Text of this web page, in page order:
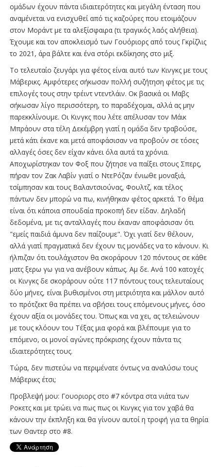
ομάδων έχουν πάντα ιδιαιτερότητες και μεγάλη ένταση που
αναμένεται να ενισχυθεί από τις καζούρες που ετοιμάζουν
στον Μοράντ με τα αλεξίσφαιρα (τι τραγικός λαός αλήθεια).
Έχουμε και τον αποκλεισμό των Γουόριορς από τους Γκρίζλις
το 2021, άρα βάλτε και ένα στόρι εκδίκησης στο μιξ.
Το τελευταίο ζευγάρι για φέτος είναι αυτό των Κινγκς με τους
Μάβερικς. Αμφότερες σήκωσαν πολλή συζήτηση φέτος με τις
επιλογές τους στην τρέιντ ντεντλάιν. Οκ βασικά οι Μαβς
σήκωσαν λίγο περισσότερη, το παραδέχομαι, αλλά ας μην
παρεκκλίνουμε. Οι Κινγκς που λέτε απέλυσαν τον Μάικ
Μπράουν στα τέλη Δεκέμβρη γιατί η ομάδα δεν τραβούσε,
μετά κάτι έκανε και μετά αποφάσισαν να προβούν σε τόσες
αλλαγές όσες δεν είχαν κάνει όλα αυτά τα χρόνια.
Αποχωρίστηκαν τον Φοξ που ζήτησε να παίξει στους Σπερς,
πήραν τον Ζακ Λαβίν γιατί ο ΝτεΡόζαν ένιωθε μοναξιά,
τσίμπησαν και τους Βαλαντσιούνας, Φουλτζ, και τέλος
πάντων δεν μπορώ να πω, κινήθηκαν φέτος αρκετά. Το θέμα
είναι ότι κάποια σπουδαία προκοπή δεν είδαν. Δηλαδή
δεδομένα, με τις ανταλλαγές που έκαναν αποφάσισαν ότι
"εμείς παιδιά άμυνα δεν παίζουμε". Όχι γιατί δεν θέλουν,
αλλά γιατί πραγματικά δεν έχουν τις μονάδες να το κάνουν. Κι
ήλπιζαν ότι τουλάχιστον θα σκοράρουν 120 πόντους σε κάθε
ματς ξερω γω για να ανέβουν κάπως. Αμ δε. Ανά 100 κατοχές
οι Κινγκς δε σκοράρουν ούτε 117 πόντους τους τελευταίους
δύο μήνες, είναι βυθισμένοι στη μετριότητα και μάλλον αυτό
το πρότζεκτ θα πρέπει να σβήσει τους επόμενους μήνες, όσο
έχουν αξία οι μονάδες του. Όπως και να χει, ας τελειώνουν
με τους κλόουν του Τέξας μια φορά και βλέπουμε για το
επόμενο, οι μονοί αγώνες πρόκρισης έχουν πάντα τις
ιδιαιτερότητες τους.
Τώρα, δεν πιστεύω να περιμένατε όντως να αναλύσω τους
Μάβερικς έτσι;
Προβλεψή μου: Γουοριορς στο #7 κόντρα στα νιάτα των
Ροκετς και με τρώει να πως πως οι Κινγκς για τον χαβά θα
κάνουν την έκπληξη και θα γίνουν αυτοί η τροφή για τα θηρία
των Θαντερ στο #8.